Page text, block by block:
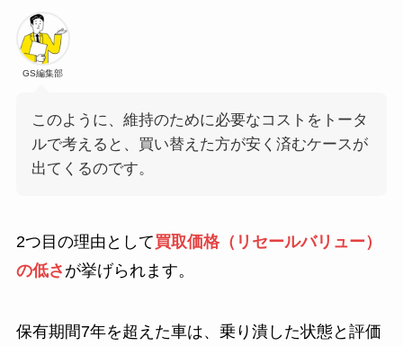
GS編集部
このように、維持のために必要なコストをトータ
ルで考えると、買い替えた方が安く済むケースが
出てくるのです。
2つ目の理由として買取価格（リセールバリュー）
の低さ が挙げられます。
保有期間7年を超えた車は、乗り潰した状態と評価